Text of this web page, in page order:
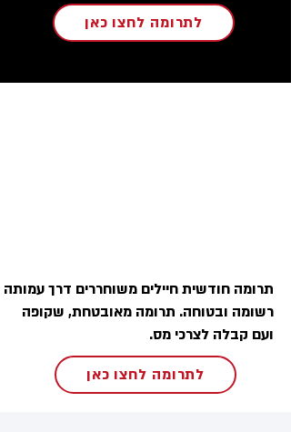
לתרומה לחצו כאן
תרומה חודשית חיילים משוחררים דרך עמותה
רשומה ובטוחה. תרומה מאובטחת, שקופה
ועם קבלה לצרכי מס.
לתרומה לחצו כאן